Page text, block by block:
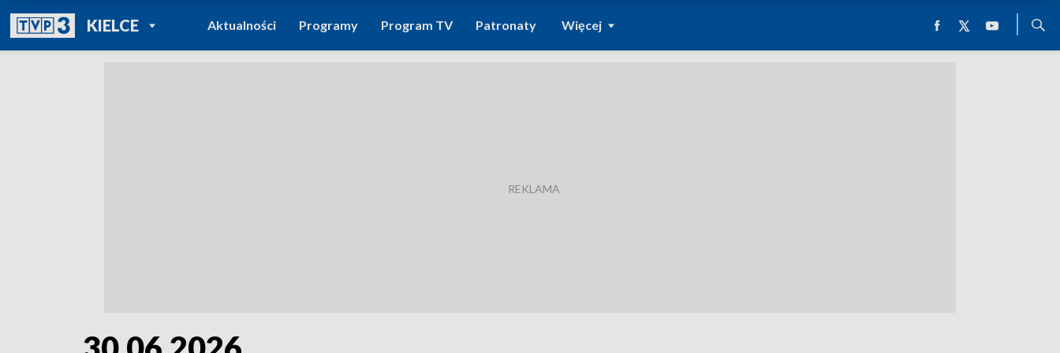
KIELCEPOWRÓT DO
TVP REGIONY
Aktualności Programy Program TV Patronaty Więcej